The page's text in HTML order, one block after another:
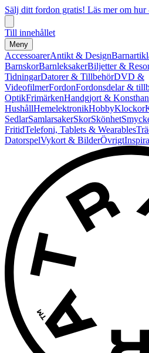
Sälj ditt fordon gratis! Läs mer om hur
Till innehållet
Meny
AccessoarerAntikt & Design
BarnskorBarnleksakerBiljetter &
TidningarDatorer & TillbehörDVD &
VideofilmerFordonFordonsdelar &
OptikFrimärkenHandgjort &
HushållHemelektronikHobbyKlockor
SedlarSamlarsakerSkorSkönhet
FritidTelefoni, Tablets & Wearables
DatorspelVykort & BilderÖvrigt